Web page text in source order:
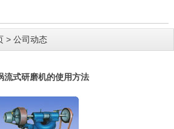
> 公司动态
流式研磨机的使用方法